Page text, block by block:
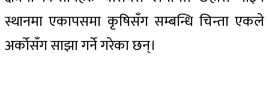
स्थानमा एकापसमा कृषिसँग सम्बन्धि चिन्ता एकले
अर्कोसँग साझा गर्ने गरेका छन्।